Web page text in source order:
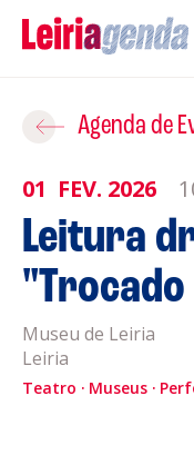
Agenda
Sobre a
Promotores
Clubes
Contactos
Agenda de
01 FEV. 2026
Leitura
Museu de Leiria
Leiria
Teatro Museus
Adicionar ao
ROTEIROS EXISTENTES
CRIAR NOVO